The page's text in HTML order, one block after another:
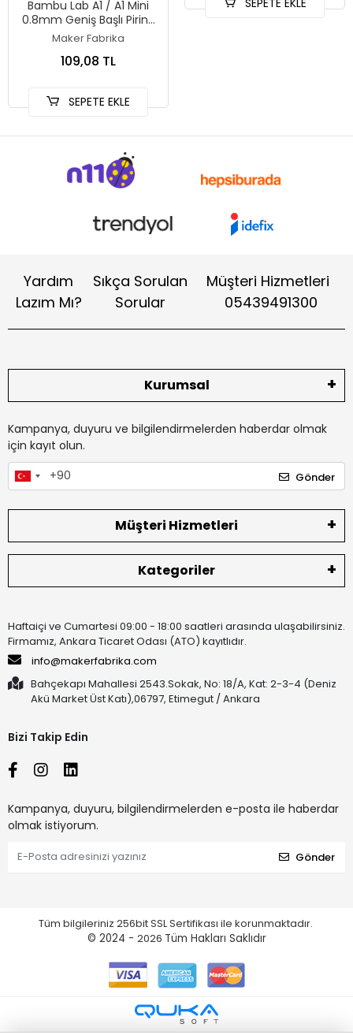
Bambu Lab A1 / A1 Mini
0.8mm Geniş Başlı Pirinç
Nozzle
Maker Fabrika
109,08 TL
SEPETE EKLE
SEPETE EKLE
Yardım
Lazım Mı?
Sıkça Sorulan
Sorular
Müşteri Hizmetleri
05439491300
Kurumsal
Kampanya, duyuru ve bilgilendirmelerden haberdar olmak
için kayıt olun.
Gönder
Müşteri Hizmetleri
Kategoriler
Haftaiçi ve Cumartesi 09:00 - 18:00 saatleri arasında ulaşabilirsiniz.
Firmamız, Ankara Ticaret Odası (ATO) kayıtlıdır.
info@makerfabrika.com
Bahçekapı Mahallesi 2543.Sokak, No: 18/A, Kat: 2-3-4 (Deniz
Akü Market Üst Katı),06797, Etimegut / Ankara
Bizi Takip Edin
Kampanya, duyuru, bilgilendirmelerden e-posta ile haberdar
olmak istiyorum.
Gönder
Tüm bilgileriniz 256bit SSL Sertifikası ile korunmaktadır.
© 2024 - 2026 Tüm Hakları Saklıdır